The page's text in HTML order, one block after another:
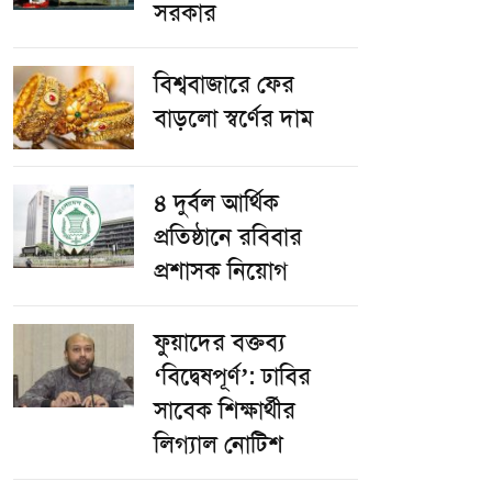
সরকার
বিশ্ববাজারে ফের
বাড়লো স্বর্ণের দাম
৪ দুর্বল আর্থিক
প্রতিষ্ঠানে রবিবার
প্রশাসক নিয়োগ
ফুয়াদের বক্তব্য
‘বিদ্বেষপূর্ণ’: ঢাবির
সাবেক শিক্ষার্থীর
লিগ্যাল নোটিশ